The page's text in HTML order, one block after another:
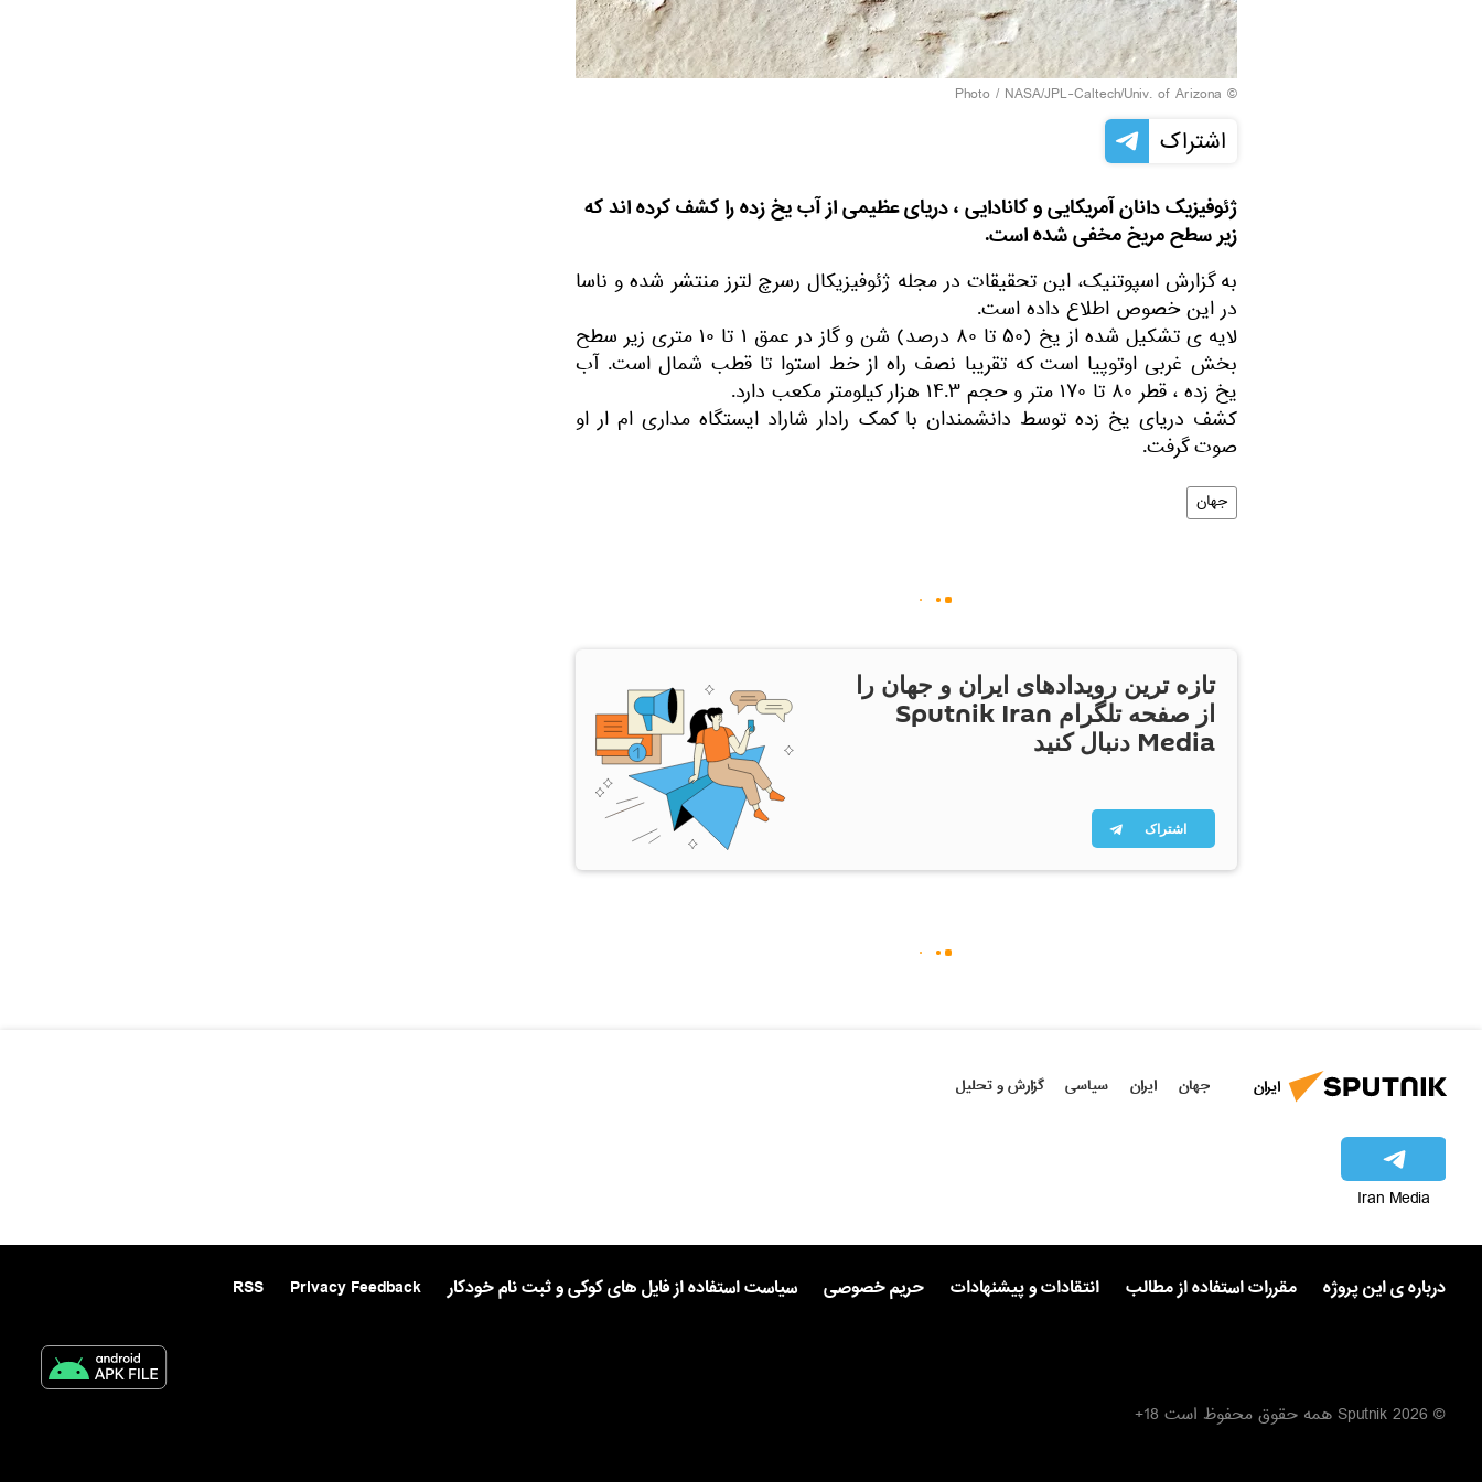
© Photo /
NASA/JPL-Caltech/Univ. of Arizona
اشتراک
ژئوفیزیک دانان آمریکایی و کانادایی ، دریای عظیمی از آب یخ زده را کشف کرده اند که
زیر سطح مریخ مخفی شده است.
به گزارش اسپوتنیک، این تحقیقات در مجله ژئوفیزیکال رسرچ لترز منتشر شده و ناسا
در این خصوص اطلاع داده است.
لایه ی تشکیل شده از یخ (۵۰ تا ۸۰ درصد) شن و گاز در عمق ۱ تا ۱۰ متری زیر سطح
بخش غربی اوتوپیا است که تقریبا نصف راه از خط استوا تا قطب شمال است. آب
یخ زده ، قطر ۸۰ تا ۱۷۰ متر و حجم ۱۴.۳ هزار کیلومتر مکعب دارد.
کشف دریای یخ زده توسط دانشمندان با کمک رادار شاراد ایستگاه مداری ام ار او
صوت گرفت.
جهان
تازه ترین رویدادهای ایران و جهان را
از صفحه تلگرام Sputnik Iran
Media دنبال کنید
اشتراک
ایران جهان ایران سیاسی گزارش و تحلیل
Iran Media
درباره ی این پروژه مقررات استفاده از مطالب انتقادات و پیشنهادات حریم خصوصی سیاست استفاده از فایل های کوکی و ثبت نام خودکار Privacy Feedback
RSS
© 2026 Sputnik همه حقوق محفوظ است 18+